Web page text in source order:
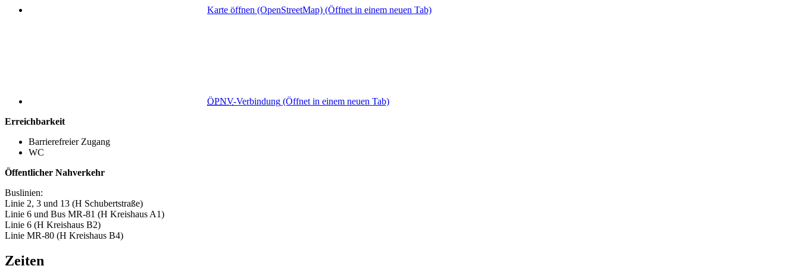
Karte öffnen (OpenStreetMap) (Öffnet in einem neuen Tab)
ÖPNV-Verbindung (Öffnet in einem neuen Tab)
Erreichbarkeit
Barrierefreier Zugang
WC
Öffentlicher Nahverkehr
Buslinien:
Linie 2, 3 und 13 (H Schubertstraße)
Linie 6 und Bus MR-81 (H Kreishaus A1)
Linie 6 (H Kreishaus B2)
Linie MR-80 (H Kreishaus B4)
Zeiten